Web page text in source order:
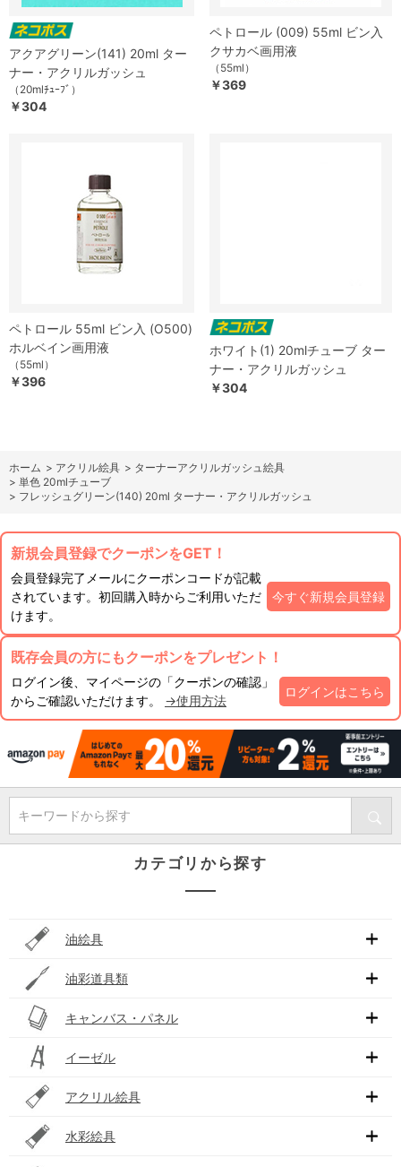
アクアグリーン(141) 20ml ター
ナー・アクリルガッシュ
（20mlﾁｭｰﾌﾞ）
￥304
ペトロール (009) 55ml ビン入
クサカベ画用液
（55ml）
￥369
ペトロール 55ml ビン入 (O500)
ホルベイン画用液
（55ml）
￥396
ホワイト(1) 20mlチューブ ター
ナー・アクリルガッシュ
￥304
ホーム > アクリル絵具 > ターナーアクリルガッシュ絵具
> 単色 20mlチューブ
> フレッシュグリーン(140) 20ml ターナー・アクリルガッシュ
新規会員登録でクーポンをGET！
会員登録完了メールにクーポンコードが記載
されています。初回購入時からご利用いただ
けます。
今すぐ新規会員登録
既存会員の方にもクーポンをプレゼント！
ログイン後、マイページの「クーポンの確認」
からご確認いただけます。 →使用方法
ログインはこちら
キーワードから探す
カテゴリから探す
油絵具
油彩道具類
キャンバス・パネル
イーゼル
アクリル絵具
水彩絵具